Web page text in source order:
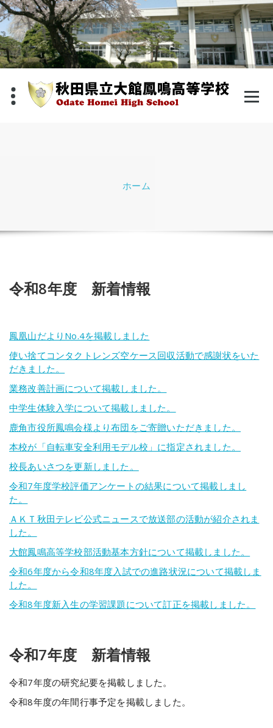
コ
ン
テ
ン
ツ
へ
ホーム
令和8年度 新着情報
鳳凰山だよりNo.4を掲載しました
使い捨てコンタクトレンズ空ケース回収活動で感謝状をいた
だきました。
業務改善計画について掲載しました。
中学生体験入学について掲載しました。
鹿角市役所鳳鳴会様より布団をご寄贈いただきました。
本校が「自転車安全利用モデル校」に指定されました。
校長あいさつを更新しました。
令和7年度学校評価アンケートの結果について掲載しまし
た。
ＡＫＴ秋田テレビ公式ニュースで放送部の活動が紹介されま
した。
大館鳳鳴高等学校部活動基本方針について掲載しました。
令和6年度から令和8年度入試での進路状況について掲載しま
した。
令和8年度新入生の学習課題について訂正を掲載しました。
令和7年度 新着情報
令和7年度の研究紀要を掲載しました。
令和8年度の年間行事予定を掲載しました。